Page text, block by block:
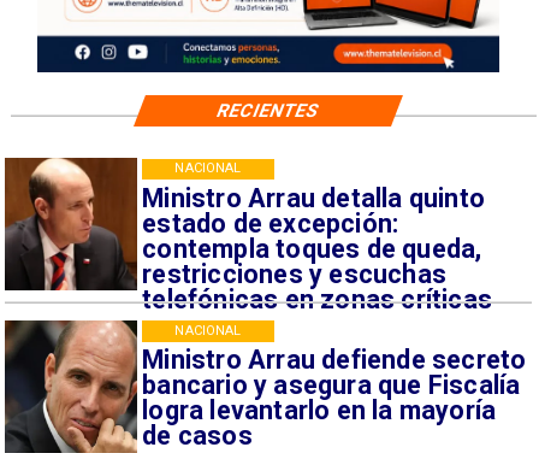
Ministro Arrau detalla quinto
estado de excepción:
contempla toques de queda,
restricciones y escuchas
telefónicas en zonas críticas
NACIONAL
Ministro Arrau defiende secreto
bancario y asegura que Fiscalía
logra levantarlo en la mayoría
de casos
NACIONAL
RECIENTES